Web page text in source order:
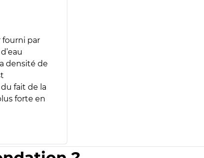
fourni par
densité de
fait de la
forte en